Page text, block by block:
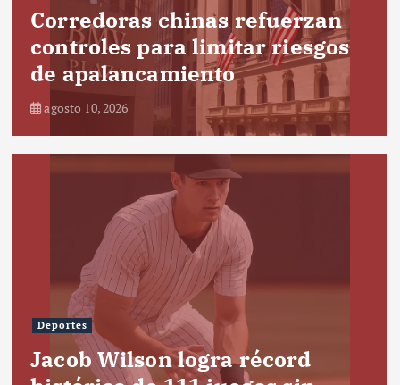
Corredoras chinas refuerzan
controles para limitar riesgos
de apalancamiento
agosto 10, 2026
Deportes
Jacob Wilson logra récord